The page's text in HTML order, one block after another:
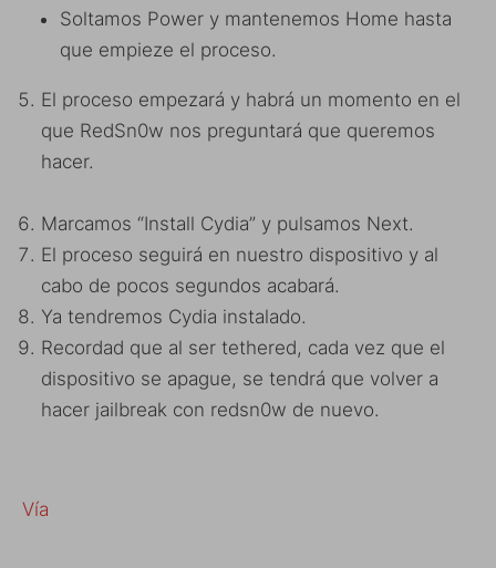
Soltamos Power y mantenemos Home hasta
que empieze el proceso.
El proceso empezará y habrá un momento en el
que RedSn0w nos preguntará que queremos
hacer.
Marcamos “Install Cydia” y pulsamos Next.
El proceso seguirá en nuestro dispositivo y al
cabo de pocos segundos acabará.
Ya tendremos Cydia instalado.
Recordad que al ser tethered, cada vez que el
dispositivo se apague, se tendrá que volver a
hacer jailbreak con redsn0w de nuevo.
Vía